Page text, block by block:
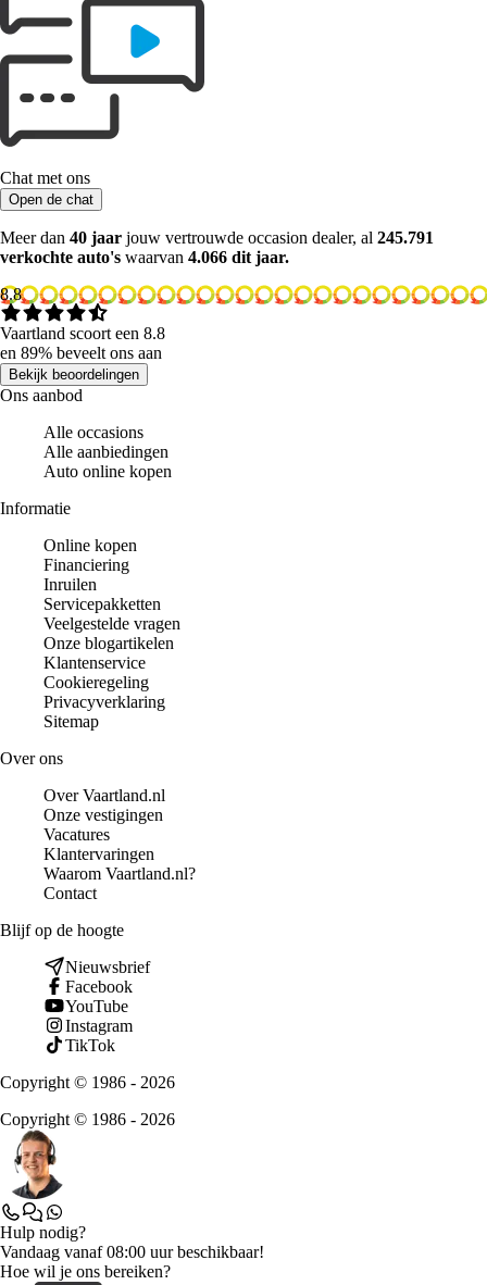
Chat met ons
Open de chat
Meer dan 40 jaar jouw vertrouwde occasion dealer, al 245.791
verkochte auto's waarvan 4.066 dit jaar.
8.8
Vaartland scoort een 8.8
en 89% beveelt ons aan
Bekijk beoordelingen
Ons aanbod
Alle occasions
Alle aanbiedingen
Auto online kopen
Informatie
Online kopen
Financiering
Inruilen
Servicepakketten
Veelgestelde vragen
Onze blogartikelen
Klantenservice
Cookieregeling
Privacyverklaring
Sitemap
Over ons
Over Vaartland.nl
Onze vestigingen
Vacatures
Klantervaringen
Waarom Vaartland.nl?
Contact
Blijf op de hoogte
Nieuwsbrief
Facebook
YouTube
Instagram
TikTok
Copyright © 1986 - 2026
Copyright © 1986 - 2026
Hulp nodig?
Vandaag vanaf 08:00 uur beschikbaar!
Hoe wil je ons bereiken?